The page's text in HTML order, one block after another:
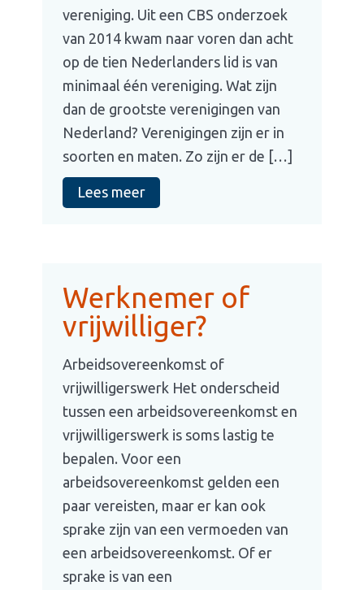
vereniging. Uit een CBS onderzoek
van 2014 kwam naar voren dan acht
op de tien Nederlanders lid is van
minimaal één vereniging. Wat zijn
dan de grootste verenigingen van
Nederland? Verenigingen zijn er in
soorten en maten. Zo zijn er de […]
Lees meer
Werknemer of
vrijwilliger?
Arbeidsovereenkomst of
vrijwilligerswerk Het onderscheid
tussen een arbeidsovereenkomst en
vrijwilligerswerk is soms lastig te
bepalen. Voor een
arbeidsovereenkomst gelden een
paar vereisten, maar er kan ook
sprake zijn van een vermoeden van
een arbeidsovereenkomst. Of er
sprake is van een